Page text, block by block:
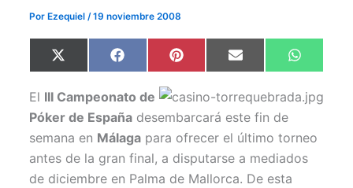
Por Ezequiel/19 noviembre 2008
Compartir
en
X
(
w
i
t
e
)
Compartir
en
F
a
e
b
o
o
k
Compartir
en
P
i
t
e
r
e
s
Compartir
en
E
m
i
l
en
W
h
t
s
p
El III Campeonato de
Póker de España desembarcará este fin de
semana en Málaga para ofrecer el último torneo
antes de la gran final, a disputarse a mediados
de diciembre en Palma de Mallorca. De esta